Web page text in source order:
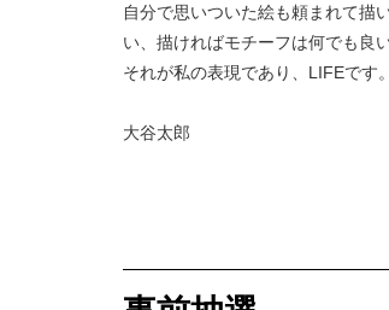
自分で思いついた絵も頼まれて描
い、描ければモチーフは何でも良
それが私の表現であり、LIFEです。
大谷太郎